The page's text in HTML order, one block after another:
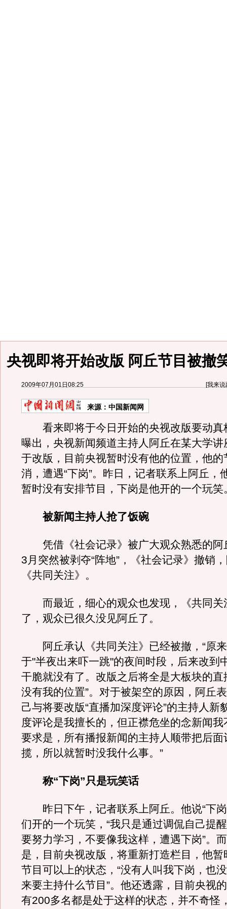
央视即将开始改版 阿丘节目被撤
2009年07月01日08:25 [我来说
来源： 中国新闻网
看来即将于今日开始的央视改版要动真
曝出，央视新闻频道主持人阿丘在某大学讲
于改版，目前央视暂时没有他的位置，他的
消，遭遇“下岗”。昨日，记者联系上阿丘，
暂时没有安排节目，下岗是他开的一个玩笑
被新闻主持人抢了饭碗
凭借《社会记录》被广大观众熟悉的阿
3月突然被剥夺“阵地”，《社会记录》撤销
《共同关注》。
而最近，细心的观众也发现，《共同关
了，观众已很久没见阿丘了。
阿丘承认《共同关注》已经被撤，“原
于"半夜出来吓一跳"的夜间时段，后来改到
干脆就没有了。改版之后将全是大板块的直
没有我的位置”。对于被架空的原因，阿丘
己与将要改版“直播加深度评论”的主持人新
度评论是我擅长的，但正襟危坐的念新闻
要求是，所有播报新闻的主持人顺带把后面
揽，所以就暂时没我什么事。”
称“下岗”只是玩笑话
昨日下午，记者联系上阿丘。他说“下岗
们开的一个玩笑，“我只是通过调侃自己提
要努力学习，不要像我这样，遭遇下岗”。
是，目前央视改版，将重新打造栏目，他暂
节目可以上的状态，“没有人叫我下岗，也
来要主持什么节目”。他还透露，目前央视
有200多名都是处于这样的状态，并不奇怪